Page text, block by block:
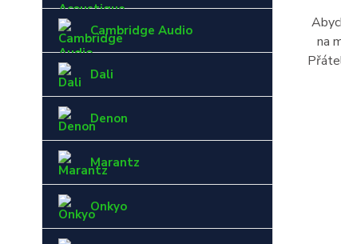
Cambridge Audio
Dali
Denon
Marantz
Onkyo
na